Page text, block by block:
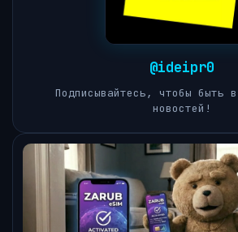
@ideipr0
Подписывайтесь, чтобы быть
новостей!